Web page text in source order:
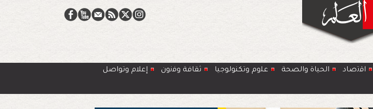
اﻗﺗﺻﺎد الحياة والصحة ﻋﻠوم وتكنولوجيا ﺛﻘﺎﻓﺔ وﻓﻧون
إعلام وتواصل